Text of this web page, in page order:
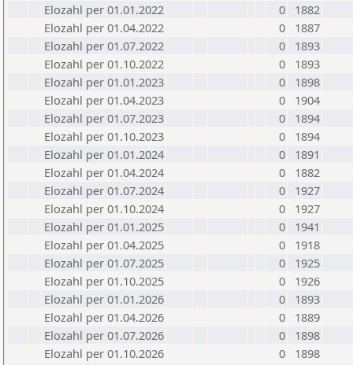
Elozahl per 01.01.2022
0
1882
Elozahl per 01.04.2022
0
1887
Elozahl per 01.07.2022
0
1893
Elozahl per 01.10.2022
0
1893
Elozahl per 01.01.2023
0
1898
Elozahl per 01.04.2023
0
1904
Elozahl per 01.07.2023
0
1894
Elozahl per 01.10.2023
0
1894
Elozahl per 01.01.2024
0
1891
Elozahl per 01.04.2024
0
1882
Elozahl per 01.07.2024
0
1927
Elozahl per 01.10.2024
0
1927
Elozahl per 01.01.2025
0
1941
Elozahl per 01.04.2025
0
1918
Elozahl per 01.07.2025
0
1925
Elozahl per 01.10.2025
0
1926
Elozahl per 01.01.2026
0
1893
Elozahl per 01.04.2026
0
1889
Elozahl per 01.07.2026
0
1898
Elozahl per 01.10.2026
0 1898